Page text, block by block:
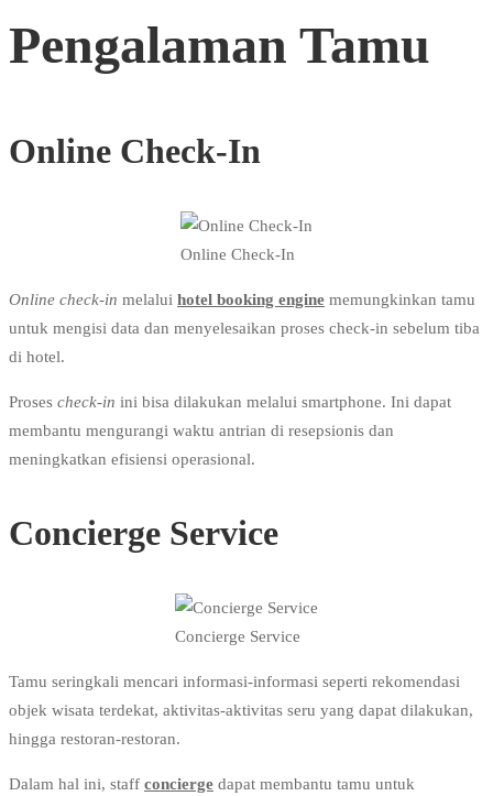
Pengalaman Tamu
Online Check-In
Online Check-In
Online check-in melalui hotel booking engine memungkinkan tamu
untuk mengisi data dan menyelesaikan proses check-in sebelum tiba
di hotel.
Proses check-in ini bisa dilakukan melalui smartphone. Ini dapat
membantu mengurangi waktu antrian di resepsionis dan
meningkatkan efisiensi operasional.
Concierge Service
Concierge Service
Tamu seringkali mencari informasi-informasi seperti rekomendasi
objek wisata terdekat, aktivitas-aktivitas seru yang dapat dilakukan,
hingga restoran-restoran.
Dalam hal ini, staff concierge dapat membantu tamu untuk